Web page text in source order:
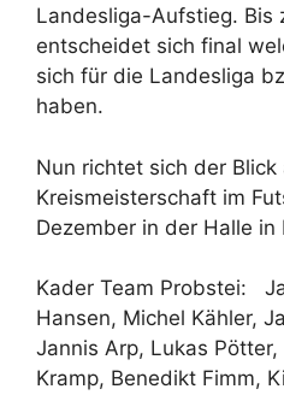
Landesliga-Aufstieg. Bis
entscheidet sich final
sich für die Landesliga
haben.
Nun richtet sich der Blick
Kreismeisterschaft im
Dezember in der Halle
Kader Team Probstei:
Hansen, Michel Kähler,
Jannis Arp, Lukas
Kramp, Benedikt Fimm,